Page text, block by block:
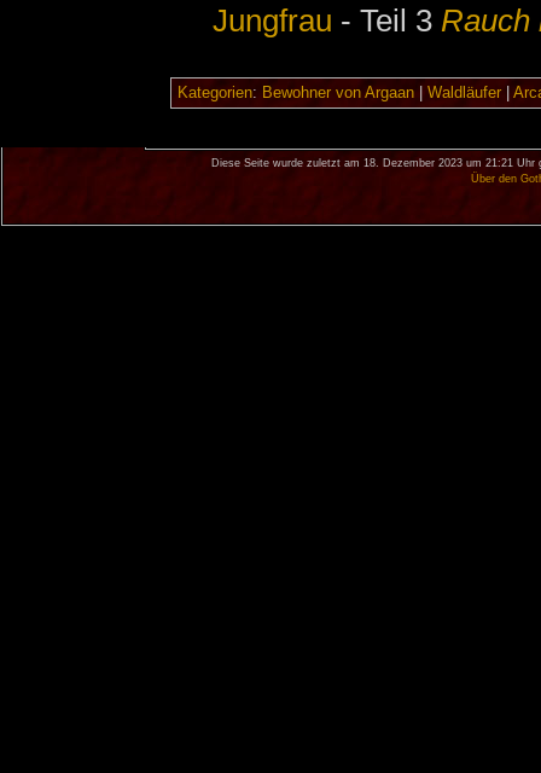
Jungfrau - Teil 3 Rauch
Kategorien: Bewohner von Argaan| Waldläufer|
Diese Seite wurde zuletzt am 18. Dezember 2023 um 21:21 Uhr
Über den